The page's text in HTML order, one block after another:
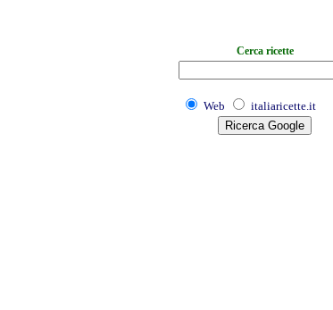
Cerca ricette
Web italiaricette.it